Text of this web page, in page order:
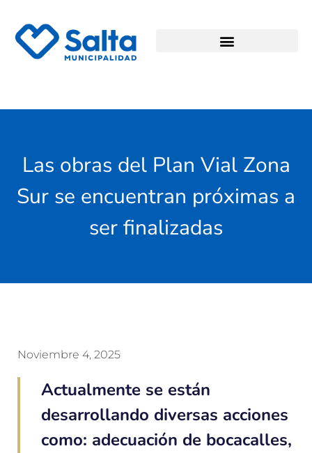
Las obras del Plan Vial Zona
Sur se encuentran próximas a
ser finalizadas
Noviembre 4, 2025
Actualmente se están
desarrollando diversas acciones
como: adecuación de bocacalles,